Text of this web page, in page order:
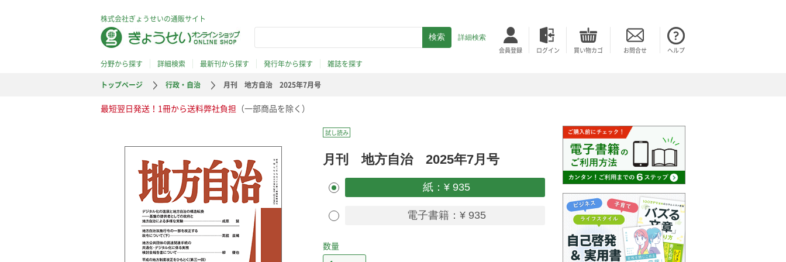
株式会社ぎょうせいの通販サイト
詳細検索
会員登録 ログイン 買い物カゴ お問合せ ヘルプ
分野から探す 詳細検索 最新刊から探す 発行年から探す
雑誌を探す
トップページ
行政・自治 月刊 地方自治 2025年7月号
最短翌日発送！1冊から送料弊社負担 （一部商品を除く）
試し読み
月刊 地方自治 2025年7月号
紙：¥ 935
電子書籍：¥ 935
数量